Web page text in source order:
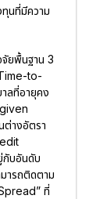
ทุนที่มีความ
จัยพื้นฐาน 3
to-
ลที่อายุคง
ต่างอัตรา
บอันดับ
ารถติดตาม
ที่